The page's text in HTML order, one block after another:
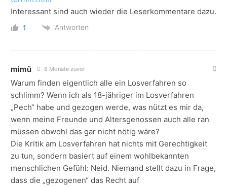
Interessant sind auch wieder die Leserkommentare dazu.
1 Antworten
mimü 8 Monate zuvor
Warum finden eigentlich alle ein Losverfahren so
schlimm? Wenn ich als 18-jähriger im Losverfahren
„Pech“ habe und gezogen werde, was nützt es mir da,
wenn meine Freunde und Altersgenossen auch alle ran
müssen obwohl das gar nicht nötig wäre?
Die Kritik am Losverfahren hat nichts mit Gerechtigkeit
zu tun, sondern basiert auf einem wohlbekannten
menschlichen Gefühl: Neid. Niemand stellt dazu in Frage,
dass die „gezogenen“ das Recht auf